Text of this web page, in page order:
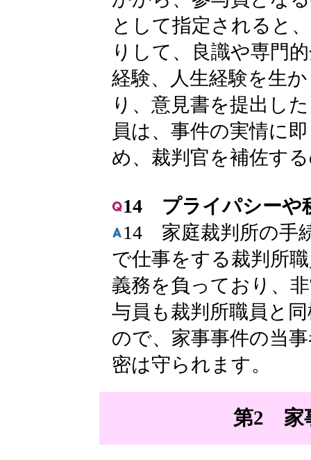
として指定されると
りして、良識や専門
経験、人生経験を生
り、意見書を提出し
員は、事件の実情に
め、裁判官を補佐す
14 プライパシーや
14 家庭裁判所の手
で仕事をする裁判所
義務を負っており、
与員も裁判所職員と
ので、家事事件の当
密は守られます。
第2 家